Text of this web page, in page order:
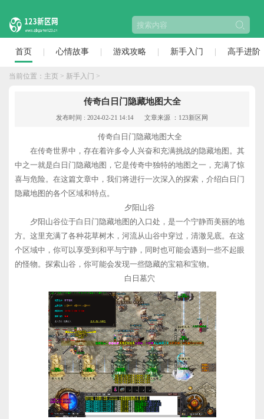
首页 心情故事 游戏攻略 新手入门 高手进阶
当前位置： 主页 > 新手入门 >
传奇白日门隐藏地图大全
发布时间 : 2024-02-21 14:14 文章来源 ：123新区网
传奇白日门隐藏地图大全
在传奇世界中，存在着许多令人兴奋和充满挑战的隐藏地图。其
中之一就是白日门隐藏地图，它是传奇中独特的地图之一，充满了惊
喜与危险。在这篇文章中，我们将进行一次深入的探索，介绍白日门
隐藏地图的各个区域和特点。
夕阳山谷
夕阳山谷位于白日门隐藏地图的入口处，是一个宁静而美丽的地
方。这里充满了各种花草树木，河流从山谷中穿过，清澈见底。在这
个区域中，你可以享受到和平与宁静，同时也可能会遇到一些不起眼
的怪物。探索山谷，你可能会发现一些隐藏的宝箱和宝物。
白日墓穴